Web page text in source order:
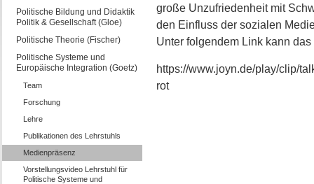
Politische Bildung und Didaktik
Politik & Gesellschaft (Gloe)
Politische Theorie (Fischer)
Politische Systeme und
Europäische Integration (Goetz)
Team
Forschung
Lehre
Publikationen des Lehrstuhls
Medienpräsenz
Vorstellungsvideo Lehrstuhl für
Politische Systeme und
große Unzufriedenheit mit
den Einfluss der sozialen
Unter folgendem Link kann
https://www.joyn.de/play/clip/
rot